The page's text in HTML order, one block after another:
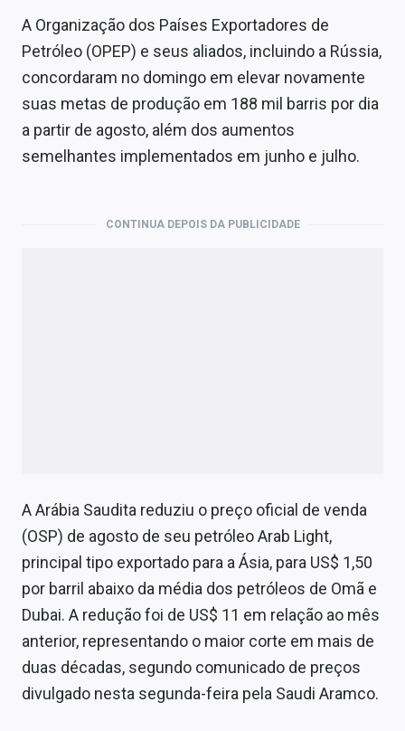
A Organização dos Países Exportadores de
Petróleo (OPEP) e seus aliados, incluindo a Rússia,
concordaram no domingo em elevar novamente
suas metas de produção em 188 mil barris por dia
a partir de agosto, além dos aumentos
semelhantes implementados em junho e julho.
CONTINUA DEPOIS DA PUBLICIDADE
A Arábia Saudita reduziu o preço oficial de venda
(OSP) de agosto de seu petróleo Arab Light,
principal tipo exportado para a Ásia, para US$ 1,50
por barril abaixo da média dos petróleos de Omã e
Dubai. A redução foi de US$ 11 em relação ao mês
anterior, representando o maior corte em mais de
duas décadas, segundo comunicado de preços
divulgado nesta segunda-feira pela Saudi Aramco.